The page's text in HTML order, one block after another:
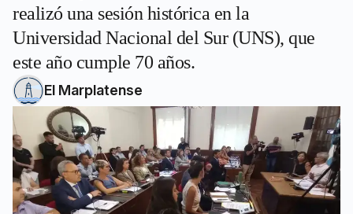
realizó una sesión histórica en la
Universidad Nacional del Sur (UNS), que
este año cumple 70 años.
El Marplatense